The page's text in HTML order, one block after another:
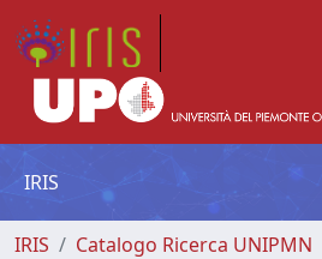
IRIS
IRIS
Catalogo Ricerca UNIPMN